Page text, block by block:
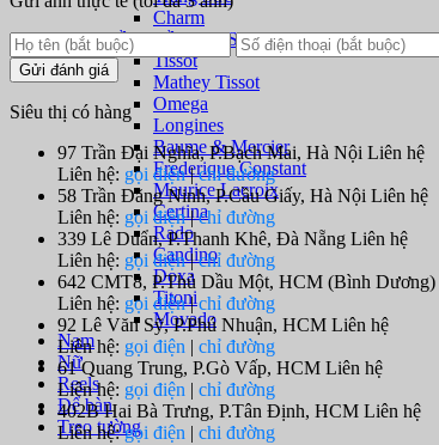
Charm
Đồng Hồ Thụy Sỹ
Tissot
Mathey Tissot
Omega
Longines
Baume & Mercier
Frederique Constant
Maurice Lacroix
Certina
Rado
Candino
Doxa
Titoni
Movado
Nam
Nữ
Reels
Để bàn
Treo tường
Gửi đánh giá
Siêu thị có hàng
97 Trần Đại Nghĩa, P.Bạch Mai, Hà Nội Liên hệ
Liên hệ: gọi điện|chỉ đường
58 Trần Đăng Ninh, P.Cầu Giấy, Hà Nội Liên hệ
Liên hệ: gọi điện|chỉ đường
339 Lê Duẩn, P.Thanh Khê, Đà Nẵng Liên hệ
Liên hệ: gọi điện|chỉ đường
642 CMT8, P.Thủ Dầu Một, HCM (Bình Dương)
Liên hệ: gọi điện|chỉ đường
92 Lê Văn Sỹ, P.Phú Nhuận, HCM Liên hệ
Liên hệ: gọi điện | chỉ đường
61 Quang Trung, P.Gò Vấp, HCM Liên hệ
Liên hệ: gọi điện | chỉ đường
402B Hai Bà Trưng, P.Tân Định, HCM Liên hệ
Liên hệ: gọi điện | chi đường